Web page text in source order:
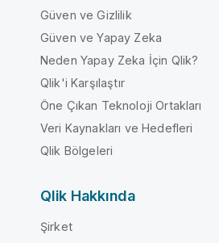
Güven ve Gizlilik
Güven ve Yapay Zeka
Neden Yapay Zeka İçin Qlik?
Qlik'i Karşılaştır
Öne Çıkan Teknoloji Ortakları
Veri Kaynakları ve Hedefleri
Qlik Bölgeleri
Qlik Hakkında
Şirket